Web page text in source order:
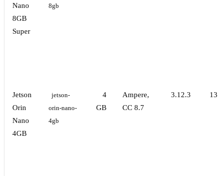
Nano
8GB
Super
8gb
Jetson
Orin
Nano
4GB
jetson-
orin-nano-
4gb
4
GB
Ampere,
CC 8.7
3.12.3